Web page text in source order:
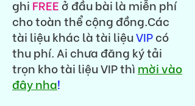
ghi FREE ở đầu bài là miễn phí
cho toàn thể cộng đồng.Các
tài liệu khác là tài liệuVIPcó
thu phí. Ai chưa đăng ký tải
trọn kho tài liệu VIP thì mời vào
đây nha!